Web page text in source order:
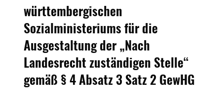
württembergischen
Sozialministeriums für die
Ausgestaltung der „Nach
Landesrecht zuständigen Stelle“
gemäß § 4 Absatz 3 Satz 2 GewHG